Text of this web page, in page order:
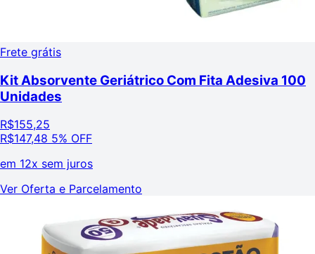
Frete grátis
Kit Absorvente Geriátrico Com Fita Adesiva 100
Unidades
R$155,25
R$147,48 5% OFF
em 12x sem juros
Ver Oferta e Parcelamento